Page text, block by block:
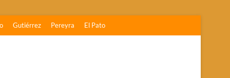
Gutiérrez Pereyra El Pato